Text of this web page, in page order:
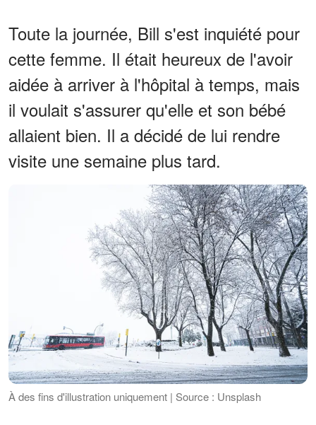
Toute la journée, Bill s'est inquiété pour
cette femme. Il était heureux de l'avoir
aidée à arriver à l'hôpital à temps, mais
il voulait s'assurer qu'elle et son bébé
allaient bien. Il a décidé de lui rendre
visite une semaine plus tard.
À des fins d'illustration uniquement | Source : Unsplash